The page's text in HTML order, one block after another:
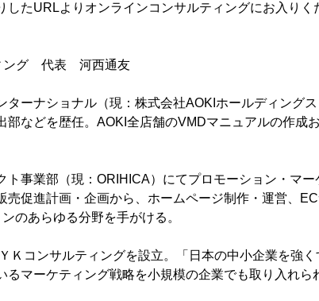
したURLよりオンラインコンサルティングにお入りく
ング 代表 河西通友
ターナショナル（現：株式会社AOKIホールディング
部などを歴任。AOKI全店舗のVMDマニュアルの作成
ト事業部（現：ORIHICA）にてプロモーション・マ
売促進計画・企画から、ホームページ制作・運営、
のあらゆる分野を手がける。
Ｋコンサルティングを設立。「日本の中小企業を強
るマーケティング戦略を小規模の企業でも取り入れら